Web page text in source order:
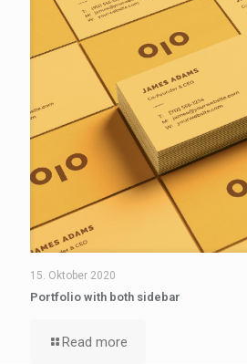
15. Oktober 2020
Portfolio with both sidebar
Read more